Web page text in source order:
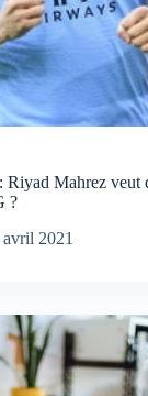
Riyad Mahrez veut
?
avril 2021